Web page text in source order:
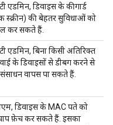
एडमिन, डिवाइस के कीगार्ड
स्क्रीन) की बेहतर सुविधाओं को
कर सकते हैं.
एडमिन, बिना किसी अतिरिक्त
के डिवाइसों से डीबग करने से
वापस पा सकते हैं.
डिवाइस के MAC पते को
फ़ेच कर सकते हैं. इसका